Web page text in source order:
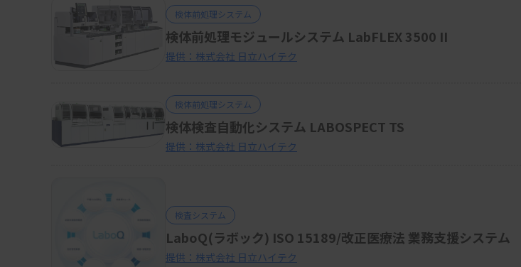
検体前処理システム
検体前処理モジュールシステム LabFLEX 3500 II
提供：株式会社 日立ハイテク
検体前処理システム
検体検査自動化システム LABOSPECT TS
提供：株式会社 日立ハイテク
検査システム
LaboQ(ラボック) ISO 15189/改正医療法 業務支援システム
提供：株式会社 日立ハイテク